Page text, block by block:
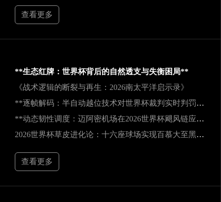
查看更多
**生态红牌：世界杯背后的自然透支与失衡困局**
《战术逻辑的断裂与再生：2026南太平洋启示录》
**逐帧解码：半自动越位技术对世界杯裁判实时判罚决策的重塑**
**动态韧性调度：迈阿密机场在2026世界杯飓风链应急中的中枢重构**
2026世界杯草皮进化论：十六座球场实现百慕大至黑麦草的生态跃迁
查看更多